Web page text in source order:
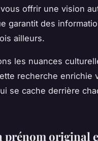
offrir une vision
garantit des
ailleurs.
les nuances
recherche enrichie
se cache derrière
prénom original